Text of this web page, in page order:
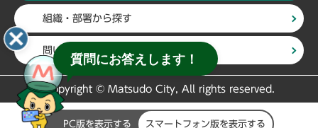
組織・部署から探す
問い合わせ一覧
Copyright © Matsudo City, All rights reserved.
PC版を表示する スマートフォン版を表示する
質問にお答えします！